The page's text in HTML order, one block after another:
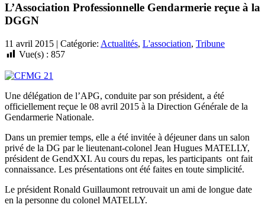
L’Association Professionnelle Gendarmerie reçue à la
DGGN
11 avril 2015 | Catégorie: Actualités, L'association, Tribune
Vue(s) : 857
Une délégation de l’APG, conduite par son président, a été
officiellement reçue le 08 avril 2015 à la Direction Générale de la
Gendarmerie Nationale.
Dans un premier temps, elle a été invitée à déjeuner dans un salon
privé de la DG par le lieutenant-colonel Jean Hugues MATELLY,
président de GendXXI. Au cours du repas, les participants ont fait
connaissance. Les présentations ont été faites en toute simplicité.
Le président Ronald Guillaumont retrouvait un ami de longue date
en la personne du colonel MATELLY.